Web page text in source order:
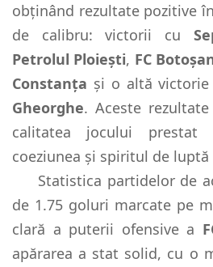
obținând rezultate pozitive
de calibru: victorii cu
Petrolul Ploiești, FC
Constanța și o altă
Gheorghe. Aceste
calitatea jocului prestat
coeziunea și spiritul de luptă
Statistica partidelor de
de 1.75 goluri marcate pe
clară a puterii ofensive a
apărarea a stat solid, cu o